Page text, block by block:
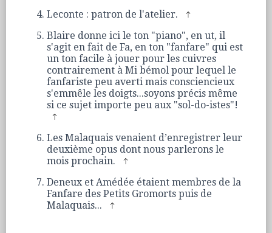
Leconte : patron de l'atelier.
Blaire donne ici le ton "piano", en ut, il
s'agit en fait de Fa, en ton "fanfare" qui est
un ton facile à jouer pour les cuivres
contrairement à Mi bémol pour lequel le
fanfariste peu averti mais consciencieux
s'emmêle les doigts...soyons précis même
si ce sujet importe peu aux "sol-do-istes"!
Les Malaquais venaient d’enregistrer leur
deuxième opus dont nous parlerons le
mois prochain.
Deneux et Amédée étaient membres de la
Fanfare des Petits Gromorts puis de
Malaquais...